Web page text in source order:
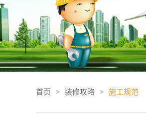
首页 > 装修攻略 > 施工规范